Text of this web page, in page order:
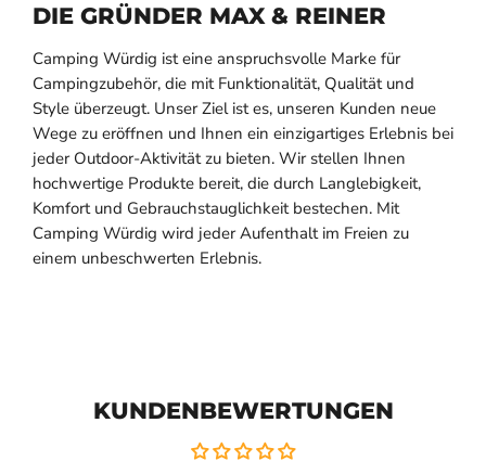
DIE GRÜNDER MAX & REINER
Camping Würdig ist eine anspruchsvolle Marke für
Campingzubehör, die mit Funktionalität, Qualität und
Style überzeugt. Unser Ziel ist es, unseren Kunden neue
Wege zu eröffnen und Ihnen ein einzigartiges Erlebnis bei
jeder Outdoor-Aktivität zu bieten. Wir stellen Ihnen
hochwertige Produkte bereit, die durch Langlebigkeit,
Komfort und Gebrauchstauglichkeit bestechen. Mit
Camping Würdig wird jeder Aufenthalt im Freien zu
einem unbeschwerten Erlebnis.
KUNDENBEWERTUNGEN